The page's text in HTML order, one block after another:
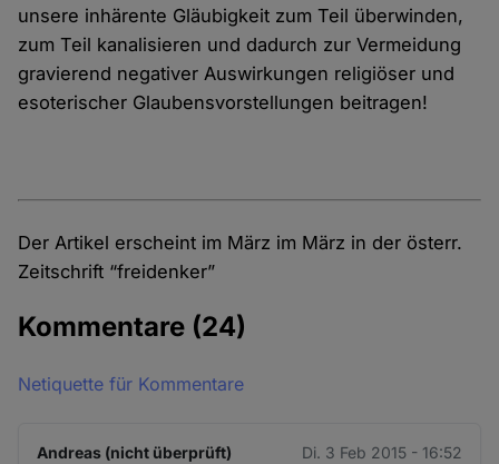
unsere inhärente Gläubigkeit zum Teil überwinden,
zum Teil kanalisieren und dadurch zur Vermeidung
gravierend negativer Auswirkungen religiöser und
esoterischer Glaubensvorstellungen beitragen!
Der Artikel erscheint im März im März in der österr.
Zeitschrift “freidenker”
Kommentare (24)
Netiquette für Kommentare
Andreas (nicht überprüft) Di. 3 Feb 2015 - 16:52